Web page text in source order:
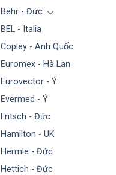
Behr - Đức
BEL - Italia
Copley - Anh Quốc
Euromex - Hà Lan
Eurovector - Ý
Evermed - Ý
Fritsch - Đức
Hamilton - UK
Hermle - Đức
Hettich - Đức